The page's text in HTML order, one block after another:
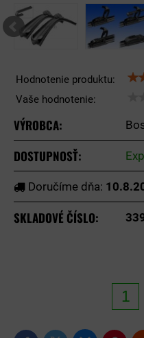
Hodnotenie produktu:
Vaše hodnotenie:
VÝROBCA:
DOSTUPNOSŤ:
Doručíme dňa:
SKLADOVÉ ČÍSLO: